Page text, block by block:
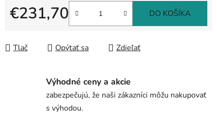
€231,70 DO KOŠÍKA
Tlač Opýtať sa Zdieľať
Výhodné ceny a akcie
zabezpečujú, že naši zákazníci môžu nakupovať
s výhodou.